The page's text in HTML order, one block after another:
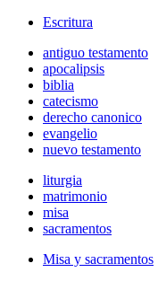
Escritura
antiguo testamento
apocalipsis
biblia
catecismo
derecho canonico
evangelio
nuevo testamento
liturgia
matrimonio
misa
sacramentos
Misa y sacramentos